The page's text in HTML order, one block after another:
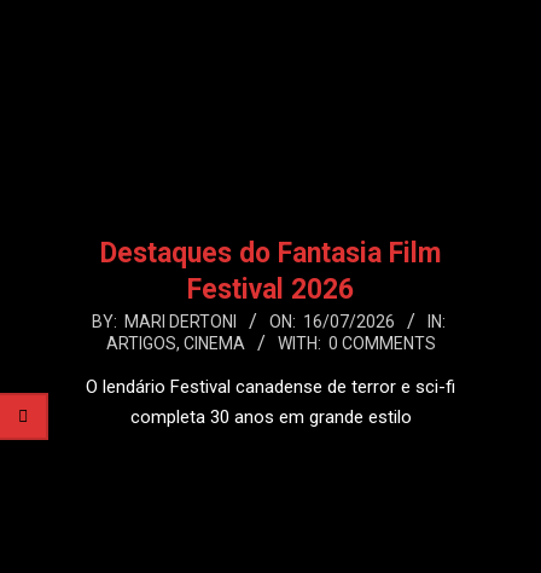
Destaques do Fantasia Film
Festival 2026
2026-
16
BY: MARI DERTONI ON: 16/07/2026
IN:
ARTIGOS, CINEMA WITH: 0 COMMENTS
O lendário Festival canadense de terror e sci-fi
completa 30 anos em grande estilo